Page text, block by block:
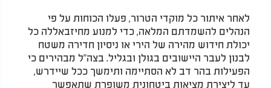
לאחר איתור כל מוקדי הטרור, פעלו הכוחות על פי
הנהלים להשמדתם המלאה, כדי למנוע מחיזבאללה כל
יכולת חידוש מהירה של הירי או ניסיון חדירה משטח
לבנון לעבר היישובים בגולן ובגליל. בצה"ל מבהירים כי
הפעילות בהר דב לא הסתיימה ותימשך ככל שיידרש,
עד ליצירת מציאות ביטחונית משופרת שתאפשר